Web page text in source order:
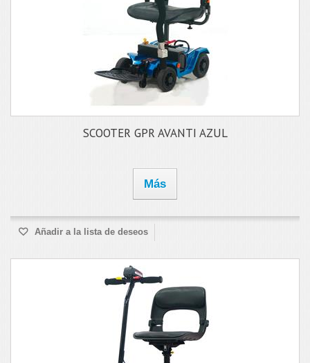
SCOOTER GPR AVANTI AZUL
Más
Añadir a la lista de deseos